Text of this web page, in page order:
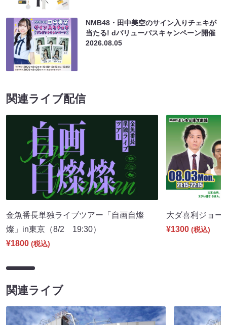
NMB48・田中美空のサイン入りチェキが
当たる! dバリューパスキャンペーン開催
2026.08.05
関連ライブ配信
金魚番長単独ライブツアー「自画自燦
燦」in東京（8/2 19:30）
¥1800 (税込)
大ダ喜利ジョ
¥1300 (税込)
関連ライブ